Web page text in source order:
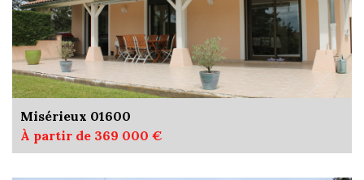
Misérieux 01600
À partir de 369 000 €